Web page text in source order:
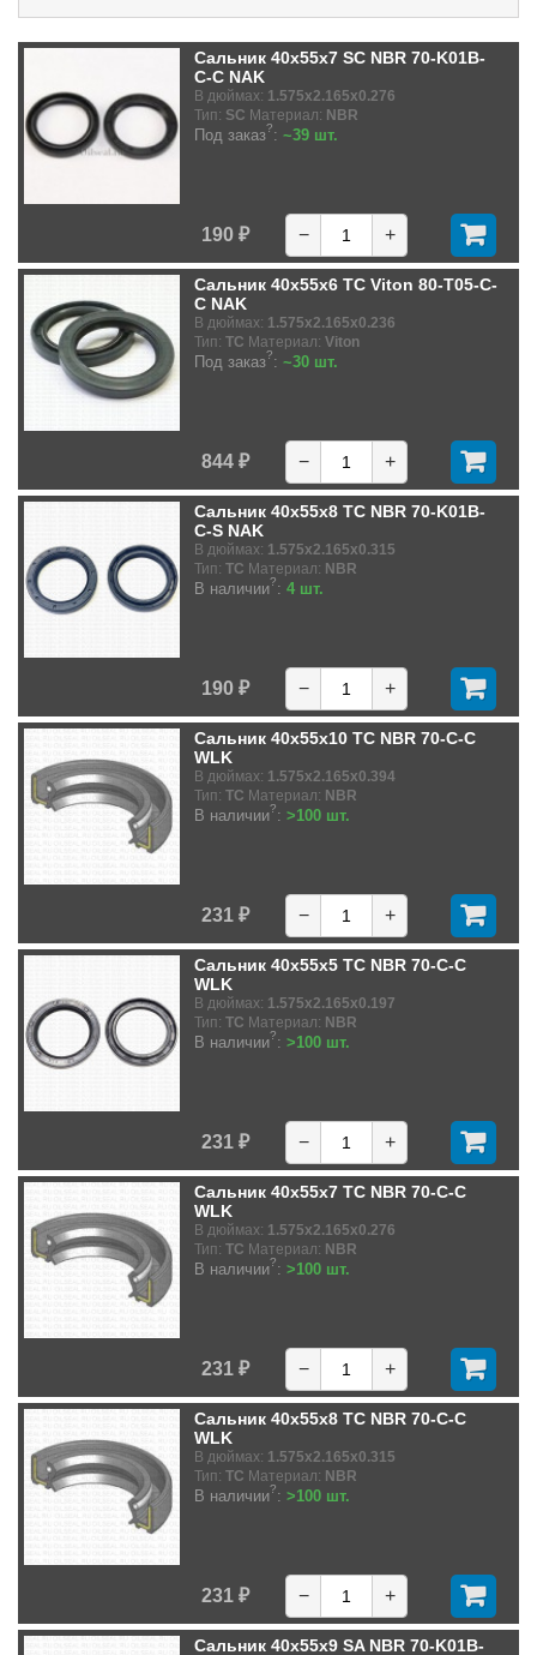
Сальник 40x55x7 SC NBR 70-K01B-
C-C NAK
В дюймах: 1.575x2.165x0.276
Тип: SC Материал: NBR
Под заказ?: ~39 шт.
190 ₽ − +
Сальник 40x55x6 TC Viton 80-T05-C-
C NAK
В дюймах: 1.575x2.165x0.236
Тип: TC Материал: Viton
Под заказ?: ~30 шт.
844 ₽ − +
Сальник 40x55x8 TC NBR 70-K01B-
C-S NAK
В дюймах: 1.575x2.165x0.315
Тип: TC Материал: NBR
В наличии?: 4 шт.
190 ₽ − +
Сальник 40x55x10 TC NBR 70-C-C
WLK
В дюймах: 1.575x2.165x0.394
Тип: TC Материал: NBR
В наличии?: >100 шт.
231 ₽ − +
Сальник 40x55x5 TC NBR 70-C-C
WLK
В дюймах: 1.575x2.165x0.197
Тип: TC Материал: NBR
В наличии?: >100 шт.
231 ₽ − +
Сальник 40x55x7 TC NBR 70-C-C
WLK
В дюймах: 1.575x2.165x0.276
Тип: TC Материал: NBR
В наличии?: >100 шт.
231 ₽ − +
Сальник 40x55x8 TC NBR 70-C-C
WLK
В дюймах: 1.575x2.165x0.315
Тип: TC Материал: NBR
В наличии?: >100 шт.
231 ₽ − +
Сальник 40x55x9 SA NBR 70-K01B-